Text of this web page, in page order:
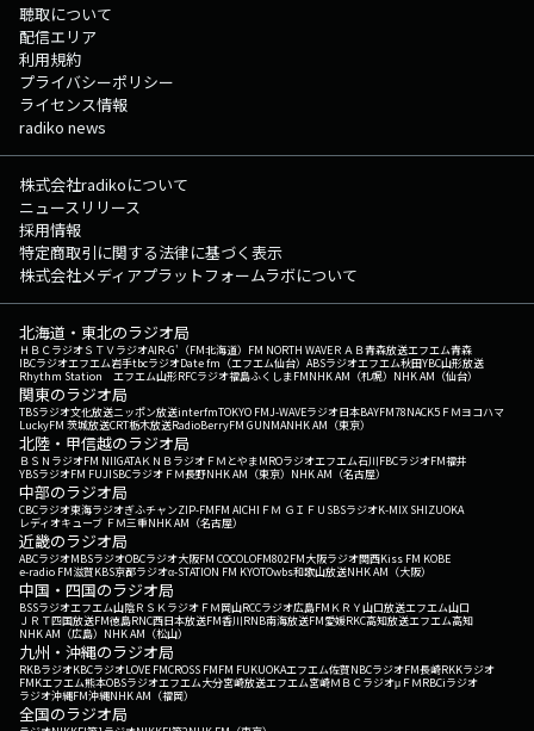
聴取について
配信エリア
利用規約
プライバシーポリシー
ライセンス情報
radiko news
株式会社radikoについて
ニュースリリース
採用情報
特定商取引に関する法律に基づく表示
株式会社メディアプラットフォームラボについて
北海道・東北のラジオ局
ＨＢＣラジオＳＴＶラジオAIR-G'（FM北海道） FM NORTH WAVEＲＡＢ青森放送エフエム青森
IBCラジオエフエム岩手tbcラジオDate fm（エフエム仙台） ABSラジオエフエム秋田YBC山形放送
Rhythm Station エフエム山形RFCラジオ福島ふくしまFMNHK AM（札幌） NHK AM（仙台）
関東のラジオ局
TBSラジオ文化放送ニッポン放送interfmTOKYO FMJ-WAVEラジオ日本BAYFM78NACK5 ＦＭヨコハマ
LuckyFM 茨城放送CRT栃木放送RadioBerryFM GUNMANHK AM（東京）
北陸・甲信越のラジオ局
ＢＳＮラジオFM NIIGATAＫＮＢラジオ ＦＭとやまMROラジオエフエム石川FBCラジオFM福井
YBSラジオFM FUJISBCラジオ ＦＭ長野NHK AM（東京） NHK AM（名古屋）
中部のラジオ局
CBCラジオ東海ラジオぎふチャンZIP-FMFM AICHI ＦＭ ＧＩＦＵ SBSラジオK-MIX SHIZUOKA
レディオキューブ ＦＭ三重NHK AM（名古屋）
近畿のラジオ局
ABCラジオMBSラジオOBCラジオ大阪FM COCOLOFM802FM大阪ラジオ関西Kiss FM KOBE
e-radio FM滋賀KBS京都ラジオα-STATION FM KYOTOwbs和歌山放送NHK AM（大阪）
中国・四国のラジオ局
BSSラジオエフエム山陰ＲＳＫラジオ ＦＭ岡山RCCラジオ広島FM ＫＲＹ山口放送エフエム山口
ＪＲＴ四国放送FM徳島RNC西日本放送FM香川RNB南海放送FM愛媛RKC高知放送エフエム高知
NHK AM（広島） NHK AM（松山）
九州・沖縄のラジオ局
RKBラジオKBCラジオLOVE FMCROSS FMFM FUKUOKAエフエム佐賀NBCラジオFM長崎RKKラジオ
FMKエフエム熊本OBSラジオエフエム大分宮崎放送エフエム宮崎ＭＢＣラジオμＦＭRBCiラジオ
ラジオ沖縄FM沖縄NHK AM（福岡）
全国のラジオ局